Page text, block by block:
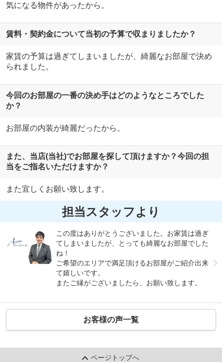
気になる物件があったから。
賃料・契約金について当初の予算で収まりましたか？
家賃の予算は過ぎてしまいましたが、綺麗なお部屋で決め
られました。
今回のお部屋の一番の決め手はどのようなところでした
か？
お部屋の内装が綺麗だったから。
また、当店(当社)でお部屋を探して頂けますか？今回の担
当をご指名いただけますか？
また宜しくお願い致します。
担当スタッフより
この度はありがとうございました。お家賃は過ぎ
てしまいましたが、とっても綺麗なお部屋でした
ね！
ご希望のエリアで満足頂けるお部屋がご紹介出来
て嬉しいです。
またご縁がございましたら、お願い致します。
お客様の声一覧
ページトップへ